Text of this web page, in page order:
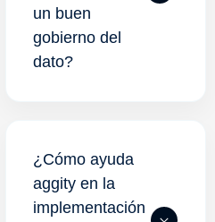
un buen
gobierno del
dato?
¿Cómo ayuda
aggity en la
implementación